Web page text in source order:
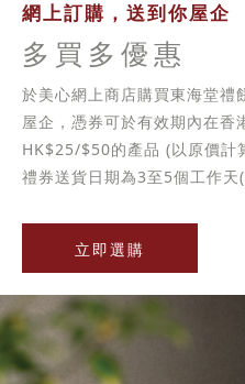
網上訂購，送到你屋企
多買多優惠
於美心網上商店購買東海堂
屋企，憑券可於有效期內在香
HK$25/$50的產品 (以原價計
禮券送貨日期為3至5個工作天
立即選購